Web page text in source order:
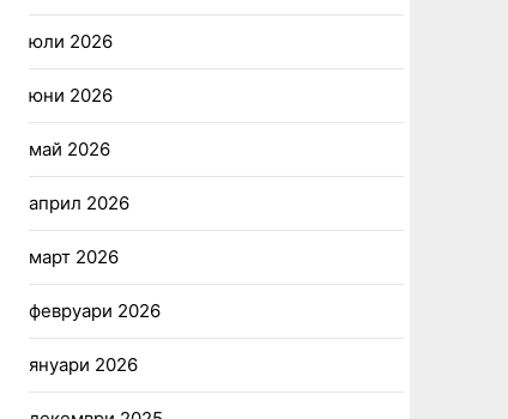
юли 2026
юни 2026
май 2026
април 2026
март 2026
февруари 2026
януари 2026